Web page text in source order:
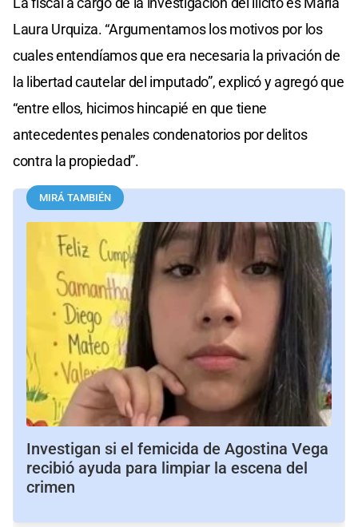
Laura Urquiza. “Argumentamos los motivos por los
cuales entendíamos que era necesaria la privación de
la libertad cautelar del imputado”, explicó y agregó que
“entre ellos, hicimos hincapié en que tiene
antecedentes penales condenatorios por delitos
contra la propiedad”.
MIRÁ TAMBIÉN
Investigan si el femicida de Agostina Vega
recibió ayuda para limpiar la escena del
crimen